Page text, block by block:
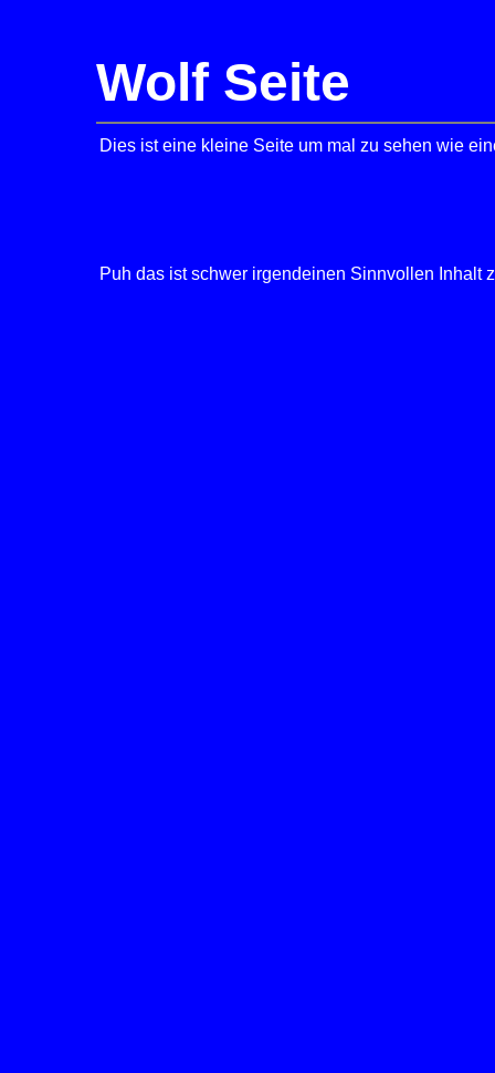
Wolf Seite
Dies ist eine kleine Seite um mal zu sehen wie
Puh das ist schwer irgendeinen Sinnvollen Inhalt